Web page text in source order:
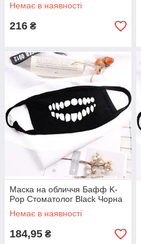
Немає в наявності
216 ₴
Маска на обличчя Бафф K-
Pop Стоматолог Black Чорна
Немає в наявності
184,95 ₴